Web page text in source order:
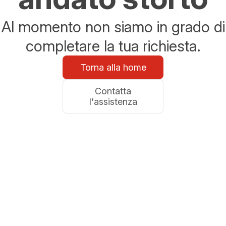
Al momento non siamo in grado di
completare la tua richiesta.
Torna alla home
Contatta
l'assistenza